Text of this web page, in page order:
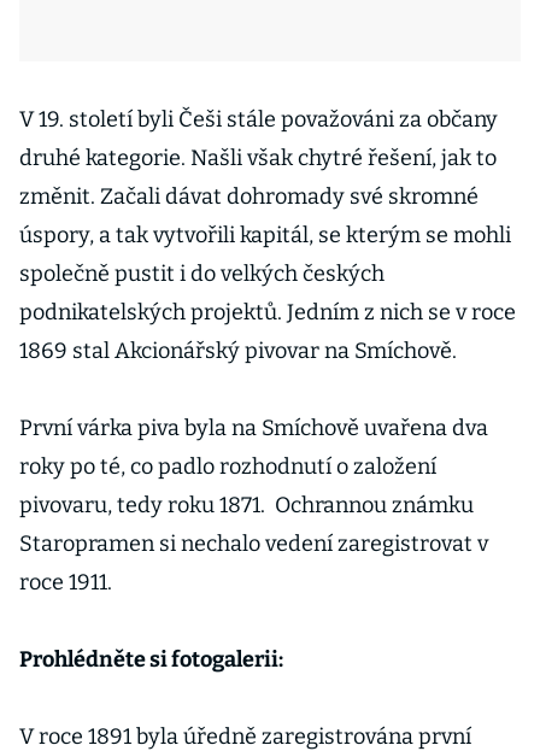
V 19. století byli Češi stále považováni za občany
druhé kategorie. Našli však chytré řešení, jak to
změnit. Začali dávat dohromady své skromné
úspory, a tak vytvořili kapitál, se kterým se mohli
společně pustit i do velkých českých
podnikatelských projektů. Jedním z nich se v roce
1869 stal Akcionářský pivovar na Smíchově.
První várka piva byla na Smíchově uvařena dva
roky po té, co padlo rozhodnutí o založení
pivovaru, tedy roku 1871. Ochrannou známku
Staropramen si nechalo vedení zaregistrovat v
roce 1911.
Prohlédněte si fotogalerii:
V roce 1891 byla úředně zaregistrována první